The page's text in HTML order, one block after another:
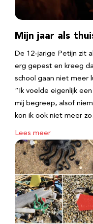
Mijn jaar als
De 12-jarige Petijn zit
erg gepest en kreeg
school gaan niet meer
“Ik voelde eigenlijk
mij begreep, alsof
kon ik ook niet meer
Lees meer